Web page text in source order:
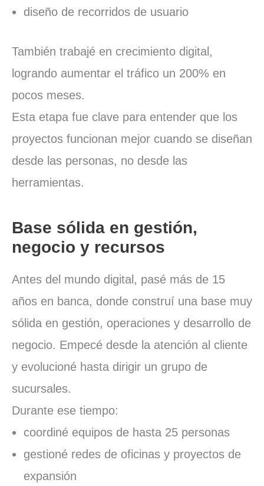
diseño de recorridos de usuario
También trabajé en crecimiento digital,
logrando aumentar el tráfico un 200% en
pocos meses.
Esta etapa fue clave para entender que los
proyectos funcionan mejor cuando se diseñan
desde las personas, no desde las
herramientas.
Base sólida en gestión,
negocio y recursos
Antes del mundo digital, pasé más de 15
años en banca, donde construí una base muy
sólida en gestión, operaciones y desarrollo de
negocio. Empecé desde la atención al cliente
y evolucioné hasta dirigir un grupo de
sucursales.
Durante ese tiempo:
coordiné equipos de hasta 25 personas
gestioné redes de oficinas y proyectos de
expansión